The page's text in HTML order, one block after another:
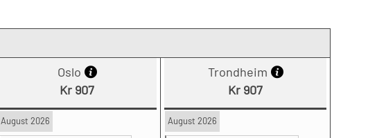
Oslo
Kr 907
August 2026
Trondheim
Kr 907
August 2026